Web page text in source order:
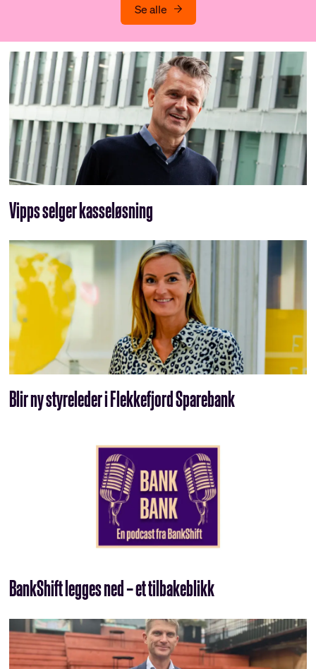
Se alle
Vipps selger kasseløsning
Blir ny styreleder i Flekkefjord Sparebank
BankShift legges ned – et tilbakeblikk